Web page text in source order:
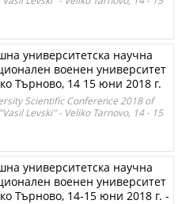
университетска научна
военен университет
Търново, 14 15 юни 2018 г.
Scientific Conference 2018 of
Levski" - Veliko Tarnovo, 14 - 15
университетска научна
военен университет
Търново, 14-15 юни 2018 г. -